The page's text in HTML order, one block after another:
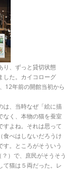
り、ずっと貸切状態
した。カイコローグ
12年前の開館当初から
は、当時なぜ「絵に描
なく、本物の猫を蚕室
すよね。それは思って
食べはしないだろうけ
す。ところがそういう
）で、庶民がそうそう
て猫は５両だった。レ